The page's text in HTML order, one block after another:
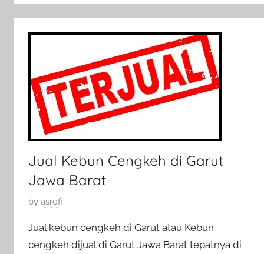
1
M
2
Jual Kebun Cengkeh di Garut
Jawa Barat
P
s
t
by asrofi
Jual kebun cengkeh di Garut atau Kebun
cengkeh dijual di Garut Jawa Barat tepatnya di